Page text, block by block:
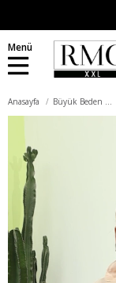
Menü
Anasayfa Büyük Beden Dış Giyim